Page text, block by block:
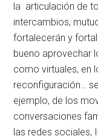
la articulación de
intercambios,
fortalecerán y
bueno aprovechar
como virtuales, en
reconfiguración…
ejemplo, de los
conversaciones
las redes sociales,